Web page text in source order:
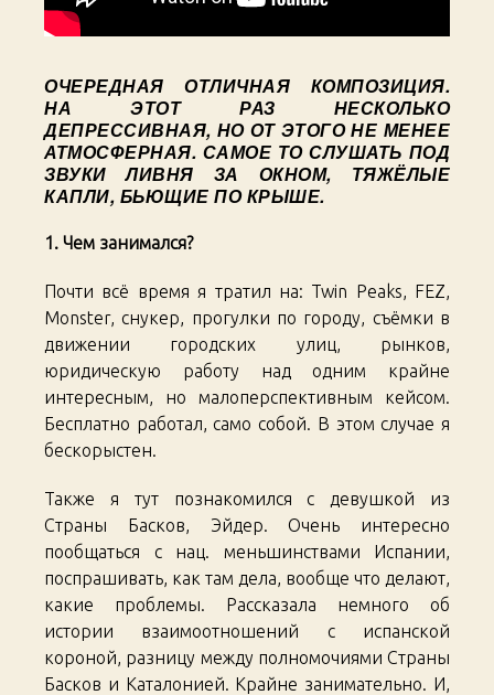
ОЧЕРЕДНАЯ ОТЛИЧНАЯ КОМПОЗИЦИЯ.
НА ЭТОТ РАЗ НЕСКОЛЬКО
ДЕПРЕССИВНАЯ, НО ОТ ЭТОГО НЕ МЕНЕЕ
АТМОСФЕРНАЯ. САМОЕ ТО СЛУШАТЬ ПОД
ЗВУКИ ЛИВНЯ ЗА ОКНОМ, ТЯЖЁЛЫЕ
КАПЛИ, БЬЮЩИЕ ПО КРЫШЕ.
1. Чем занимался?
Почти всё время я тратил на: Twin Peaks, FEZ,
Monster, снукер, прогулки по городу, съёмки в
движении городских улиц, рынков,
юридическую работу над одним крайне
интересным, но малоперспективным кейсом.
Бесплатно работал, само собой. В этом случае я
бескорыстен.
Также я тут познакомился с девушкой из
Страны Басков, Эйдер. Очень интересно
пообщаться с нац. меньшинствами Испании,
поспрашивать, как там дела, вообще что делают,
какие проблемы. Рассказала немного об
истории взаимоотношений с испанской
короной, разницу между полномочиями Страны
Басков и Каталонией. Крайне занимательно. И,